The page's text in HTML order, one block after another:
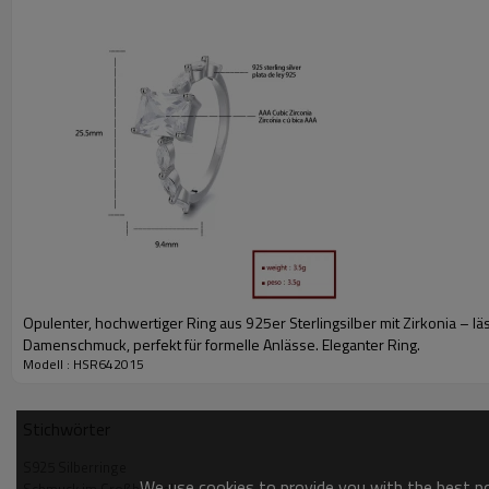
Opulenter, hochwertiger Ring aus 925er Sterlingsilber mit Zirkonia –
Damenschmuck, perfekt für formelle Anlässe. Eleganter Ring.
Modell : HSR642015